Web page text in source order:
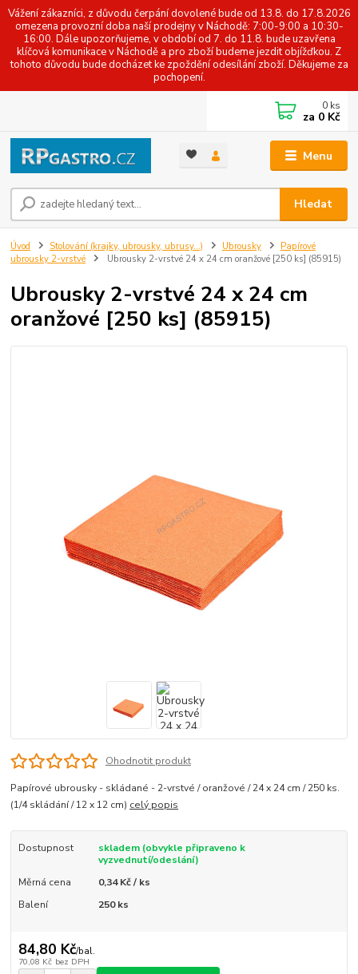
Vážení zákazníci, z důvodu čerpání dovolené bude od 13.8. do 17.8.2026
omezena provozní doba naší prodejny v Náchodě: 7:00-9:00 a 10:30-
16:00. Dále upozorňujeme, v období od 7. do 11.8. bude uzavřena
klíčová komunikace v Náchodě a pro zboží budeme jezdit objížďkou. Z
tohoto důvodu bude docházet ke zpoždění odesílání zboží. Děkujeme za
pochopení.
Menu
Hledat
0 ks
za 0 Kč
Úvod Stolování (krajky, ubrousky, ubrusy...) Ubrousky
Papírové
ubrousky 2-vrstvé
Ubrousky 2-vrstvé 24 x 24 cm oranžové [250 ks] (85915)
Ubrousky 2-vrstvé 24 x 24 cm
oranžové [250 ks] (85915)
Ohodnotit produkt
Papírové ubrousky - skládané - 2-vrstvé / oranžové / 24 x 24 cm / 250 ks.
(1/4 skládání / 12 x 12 cm) celý popis
Dostupnost
skladem (obvykle připraveno k
vyzvednutí/odeslání)
Měrná cena
0,34 Kč / ks
Balení
250 ks
84,80 Kč/bal.
70,08 Kč bez DPH